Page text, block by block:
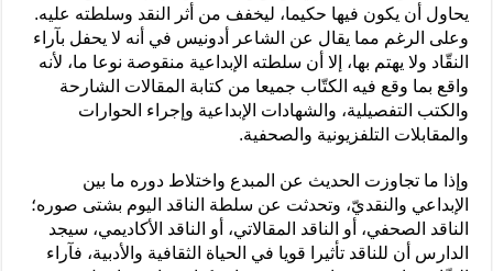
يحاول أن يكون فيها حكيما، ليخفف من أثر النقد وسلطته عليه.
وعلى الرغم مما يقال عن الشاعر أدونيس في أنه لا يحفل بآراء
النقّاد ولا يهتم بها، إلا أن سلطته الإبداعية منقوصة نوعا ما، لأنه
واقع بما وقع فيه الكتّاب جميعا من كتابة المقالات الشارحة
والكتب التفصيلية، والشهادات الإبداعية وإجراء الحوارات
والمقابلات التلفزيونية والصحفية.
وإذا ما تجاوزت الحديث عن المبدع واختلاط دوره ما بين
الإبداعي والنقديّ، وتحدثت عن سلطة الناقد اليوم بشتى صوره؛
الناقد الصحفي، أو الناقد المقالاتي، أو الناقد الأكاديمي، سيجد
الدارس أن للناقد تأثيرا قويا في الحياة الثقافية والأدبية، فآراء